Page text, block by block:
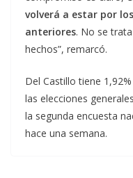
volverá a estar por
anteriores. No se
hechos”, remarcó.
Del Castillo tiene
las elecciones
la segunda encuesta
hace una semana.